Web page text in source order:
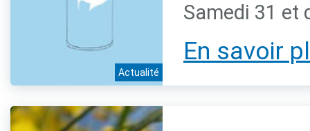
Actualité
Samedi 31 et
En savoir